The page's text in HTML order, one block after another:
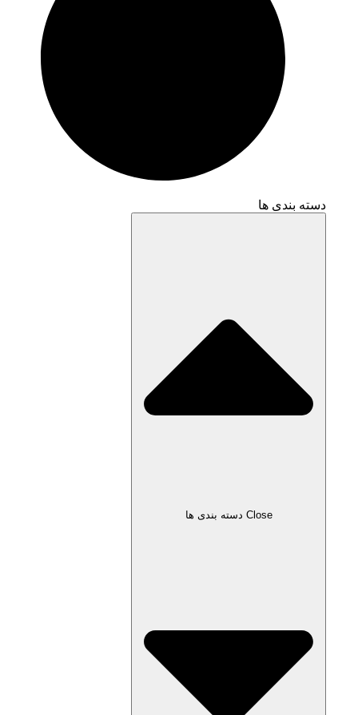
دسته بندی ها
Close دسته بندی ها